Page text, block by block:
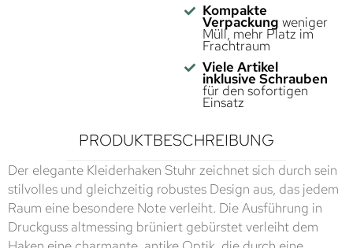
Kompakte
Verpackung weniger
Müll, mehr Platz im
Frachtraum
Viele Artikel
inklusive Schrauben
für den sofortigen
Einsatz
PRODUKTBESCHREIBUNG
Der elegante Kleiderhaken Stuhr zeichnet sich durch sein
stilvolles und gleichzeitig robustes Design aus, das jedem
Raum eine besondere Note verleiht. Die Ausführung in
Druckguss altmessing brüniert gebürstet verleiht dem